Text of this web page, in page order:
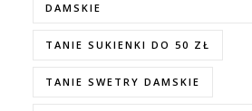
DAMSKIE
TANIE SUKIENKI DO 50 ZŁ
TANIE SWETRY DAMSKIE